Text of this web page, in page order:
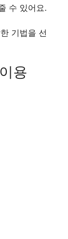
수 있어요.
기법을 선
용